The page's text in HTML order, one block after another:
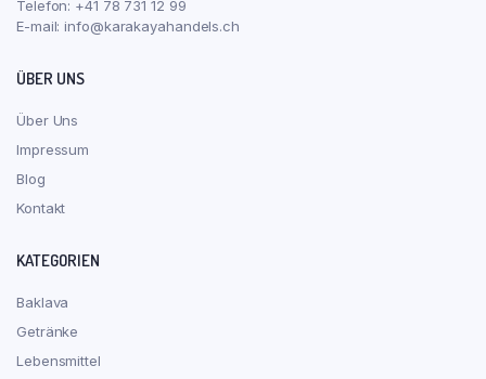
Telefon: +41 78 731 12 99
E-mail:info@karakayahandels.ch
ÜBER UNS
Über Uns
Impressum
Blog
Kontakt
KATEGORIEN
Baklava
Getränke
Lebensmittel